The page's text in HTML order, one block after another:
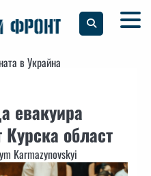
в Украйна
евакуира
Курска област
Karmazynovskyi